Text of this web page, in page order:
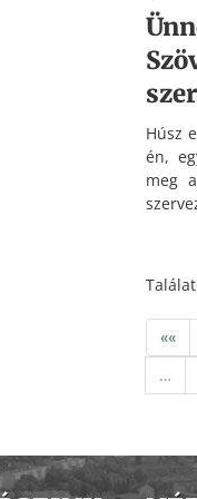
Húsz
én,
meg
az
««
…